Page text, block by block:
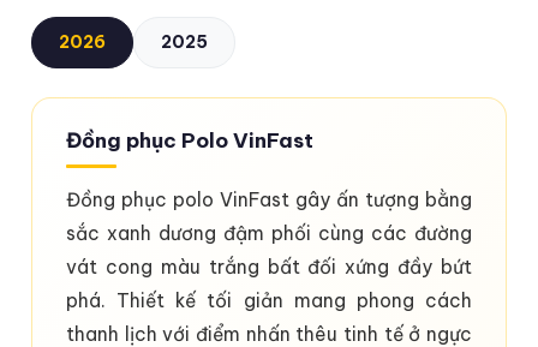
2026 2025
Đồng phục Polo VinFast
Đồng phục polo VinFast gây ấn tượng bằng
sắc xanh dương đậm phối cùng các đường
vát cong màu trắng bất đối xứng đầy bứt
phá. Thiết kế tối giản mang phong cách
thanh lịch với điểm nhấn thêu tinh tế ở ngực